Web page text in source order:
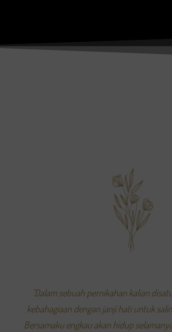
"Dalam sebuah pernikahan kalian
kebahagiaan dengan janji hati untuk
Bersamaku engkau akan hidup